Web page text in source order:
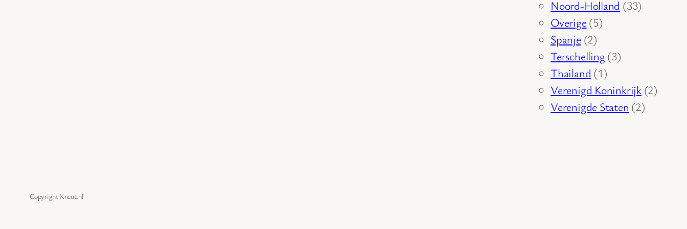
producten
Noord-Holland 3333
Overige 55
Spanje 22
producten
Terschelling 33
Thailand 11
product
Verenigd Koninkrijk 22
Verenigde Staten 22
Copyright Kneut.nl